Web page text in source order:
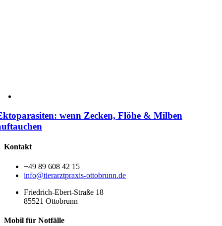
wenn Zecken, Flöhe & Milben
Kontakt
+49 89 608 42 15
info@tierarztpraxis-ottobrunn.de
Friedrich-Ebert-Straße 18
85521 Ottobrunn
Mobil für Notfälle